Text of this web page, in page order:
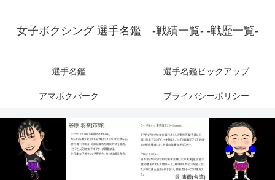
女子ボクシング 選手名鑑 -戦績一覧- -戦歴一覧-
選手名鑑 選手名鑑ピックアップ
アマボクパーク プライバシーポリシー